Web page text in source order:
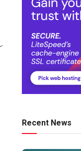
Recent News